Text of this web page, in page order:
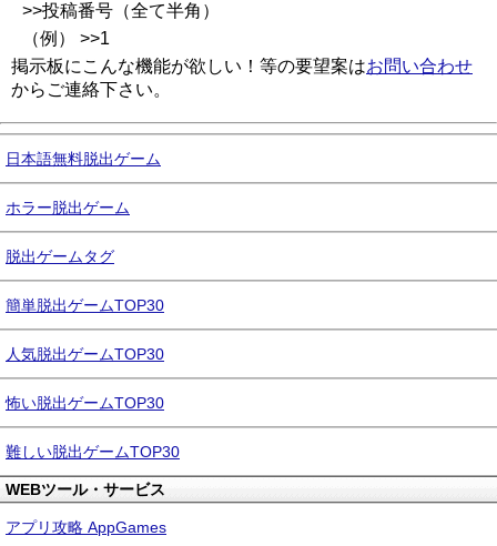
>>投稿番号（全て半角）
（例） >>1
掲示板にこんな機能が欲しい！等の要望案はお問い合わせ
からご連絡下さい。
日本語無料脱出ゲーム
ホラー脱出ゲーム
脱出ゲームタグ
簡単脱出ゲームTOP30
人気脱出ゲームTOP30
怖い脱出ゲームTOP30
難しい脱出ゲームTOP30
WEBツール・サービス
アプリ攻略 AppGames